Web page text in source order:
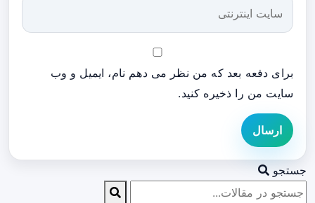
برای دفعه بعد که من نظر می دهم نام، ایمیل و وب
سایت من را ذخیره کنید.
ارسال
جستجو